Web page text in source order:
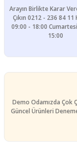
Arayın Birlikte Karar
Çıkın 0212 - 236 84 11
09:00 - 18:00
15:00
Demo Odamızda Çok
Güncel Ürünleri